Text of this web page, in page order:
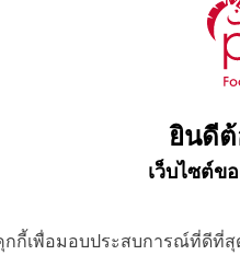
ยินดีต้
เว็บไซต์ข
กกี้เพื่อมอบประสบการณ์ที่ดีที่